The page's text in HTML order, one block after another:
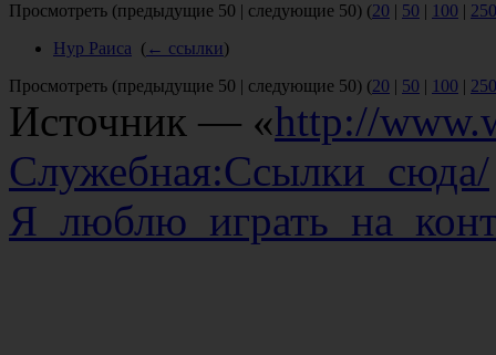
Просмотреть (предыдущие 50 | следующие 50) (20 | 50 | 100 | 250
Нур Раиса (← ссылки)
Просмотреть (предыдущие 50 | следующие 50) (20 | 50 | 100 | 250
Источник — «http://
Служебная:Ссылки_сюда/